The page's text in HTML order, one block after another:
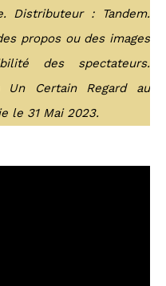
Distributeur : Tandem.
propos ou des images
des spectateurs.
Un Certain Regard au
le 31 Mai 2023.